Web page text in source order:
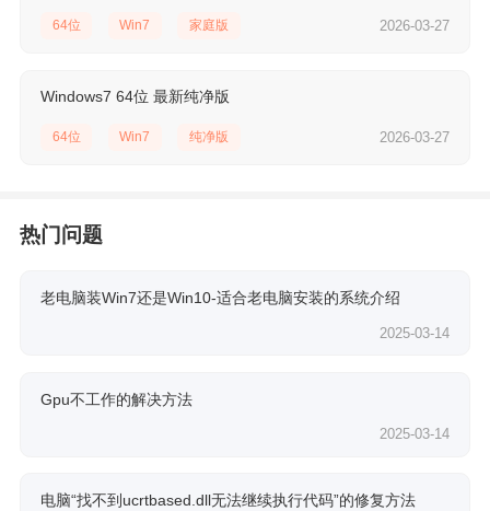
64位 Win7 家庭版 2026-03-27
Windows7 64位 最新纯净版
64位 Win7 纯净版 2026-03-27
热门问题
老电脑装Win7还是Win10-适合老电脑安装的系统介绍
2025-03-14
Gpu不工作的解决方法
2025-03-14
电脑“找不到ucrtbased.dll无法继续执行代码”的修复方法